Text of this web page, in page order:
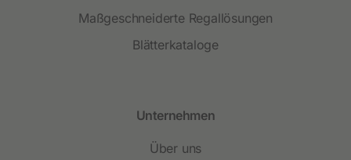
Maßgeschneiderte Regallösungen
Blätterkataloge
Unternehmen
Über uns